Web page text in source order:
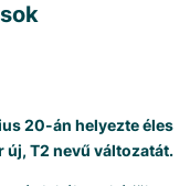
20-án helyezte éles
új, T2 nevű változatát.